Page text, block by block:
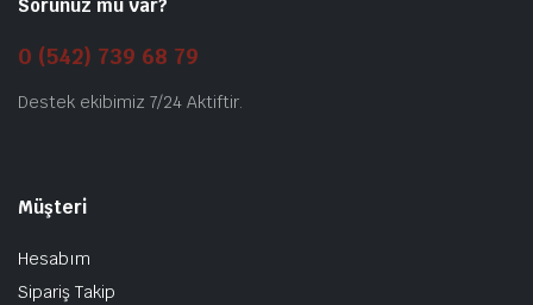
Sorunuz mu var?
0 (542) 739 68 79
Destek ekibimiz 7/24 Aktiftir.
Müşteri
Hesabım
Sipariş Takip